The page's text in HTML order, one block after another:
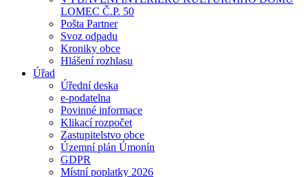
LOMEC Č.P. 50
Pošta Partner
Svoz odpadu
Kroniky obce
Hlášení rozhlasu
Úřad
Úřední deska
e-podatelna
Povinné informace
Klikací rozpočet
Zastupitelstvo obce
Územní plán Úmonín
GDPR
Místní poplatky 2026